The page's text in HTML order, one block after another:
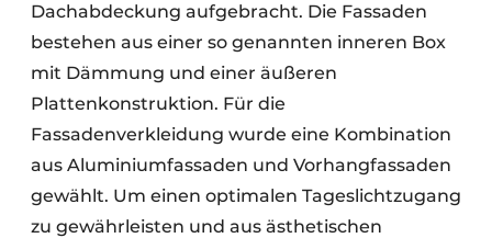
Dachabdeckung aufgebracht. Die Fassaden
bestehen aus einer so genannten inneren Box
mit Dämmung und einer äußeren
Plattenkonstruktion. Für die
Fassadenverkleidung wurde eine Kombination
aus Aluminiumfassaden und Vorhangfassaden
gewählt. Um einen optimalen Tageslichtzugang
zu gewährleisten und aus ästhetischen